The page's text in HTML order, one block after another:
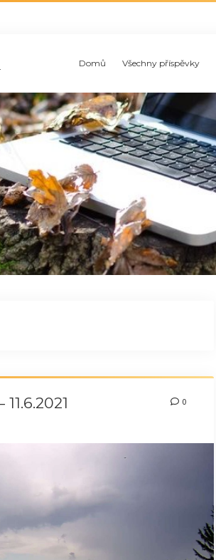
Domů Všechny příspěvky
0